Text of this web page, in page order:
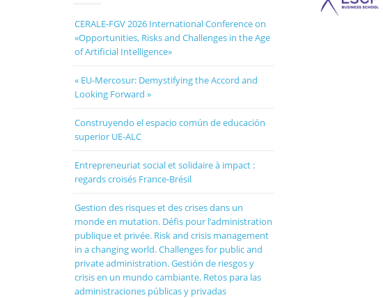
CERALE-FGV 2026 International Conference on
«Opportunities, Risks and Challenges in the Age
of Artificial Intelligence»
« EU-Mercosur: Demystifying the Accord and
Looking Forward »
Construyendo el espacio común de educación
superior UE-ALC
Entrepreneuriat social et solidaire à impact :
regards croisés France-Brésil
Gestion des risques et des crises dans un
monde en mutation. Défis pour l’administration
publique et privée. Risk and crisis management
in a changing world. Challenges for public and
private administration. Gestión de riesgos y
crisis en un mundo cambiante. Retos para las
administraciones públicas y privadas